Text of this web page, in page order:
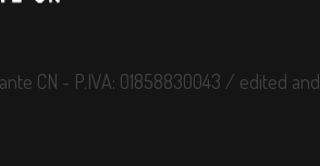
CN - P.IVA: 01858830043 / edited and